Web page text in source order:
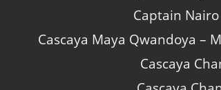
Captain Nairo
Cascaya Maya Qwandoya –
Cascaya